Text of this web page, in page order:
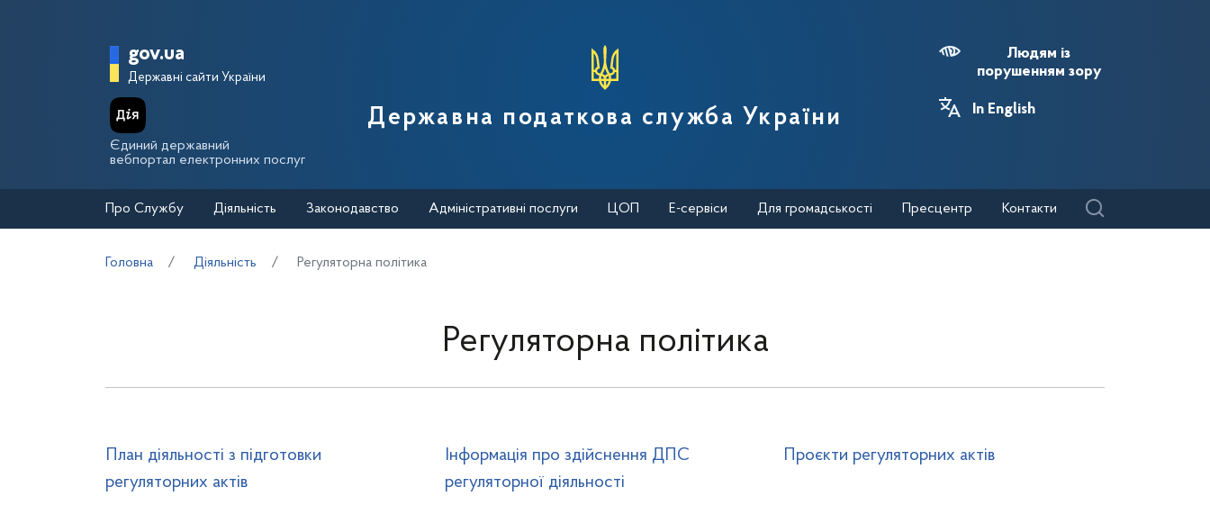
Головна сторінка Державної податкової служби України
gov.ua
Державні сайти України
Єдиний державний
вебпортал електронних послуг
Державна податкова служба України
Людям із
порушенням зору
In English
Про Службу Діяльність Законодавство Адміністративні послуги ЦОП Е-сервіси Для громадськості Пресцентр Контакти
Головна Діяльність Регуляторна політика
Регуляторна політика
План діяльності з підготовки
регуляторних актів
Інформація про здійснення ДПС
регуляторної діяльності
Проєкти регуляторних актів